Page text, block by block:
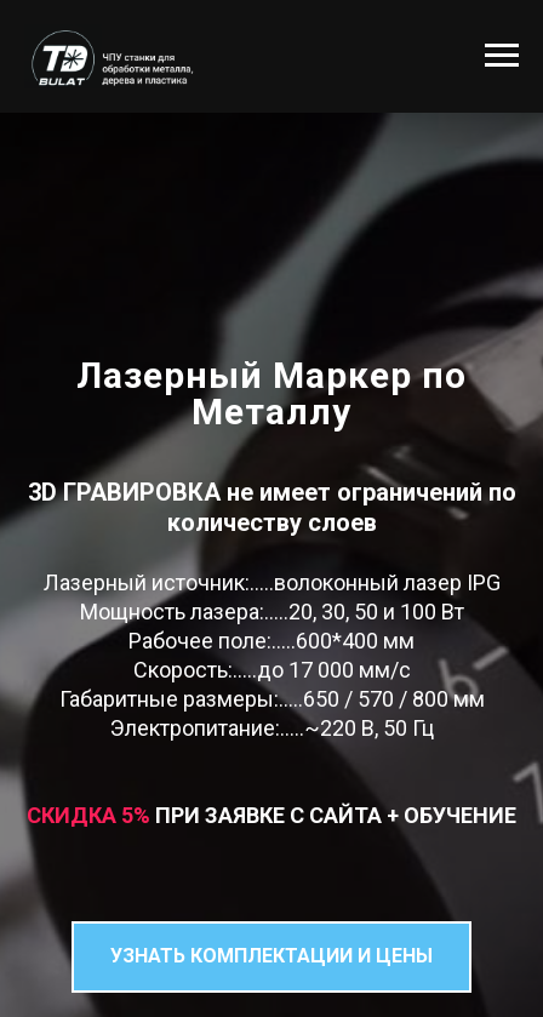
Лазерный Маркер по
Металлу
3D ГРАВИРОВКАне имеет ограничений по
количеству слоев
Лазерный источник:.....волоконный лазер IPG
Мощность лазера:.....20, 30, 50 и 100 Вт
Рабочее поле:.....600*400 мм
Скорость:.....до 17 000 мм/c
Габаритные размеры:.....650 / 570 / 800 мм
Электропитание:.....~220 В, 50 Гц
СКИДКА 5% ПРИ ЗАЯВКЕ С САЙТА + ОБУЧЕНИЕ
УЗНАТЬ КОМПЛЕКТАЦИИ И ЦЕНЫ